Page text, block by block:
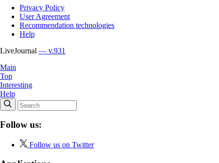
Privacy Policy
User Agreement
Recommendation technologies
Help
LiveJournal — v.931
Main
Top
Interesting
Help
Follow us:
Follow us on Twitter